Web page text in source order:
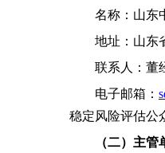
名称：山东
地址：山东
联系人： 董
电子邮箱：
稳定风险评估公
（二）主管